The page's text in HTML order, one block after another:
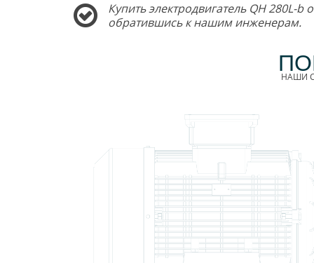
Купить электродвигатель QH 280L-
обратившись к нашим инженерам.
НАШИ